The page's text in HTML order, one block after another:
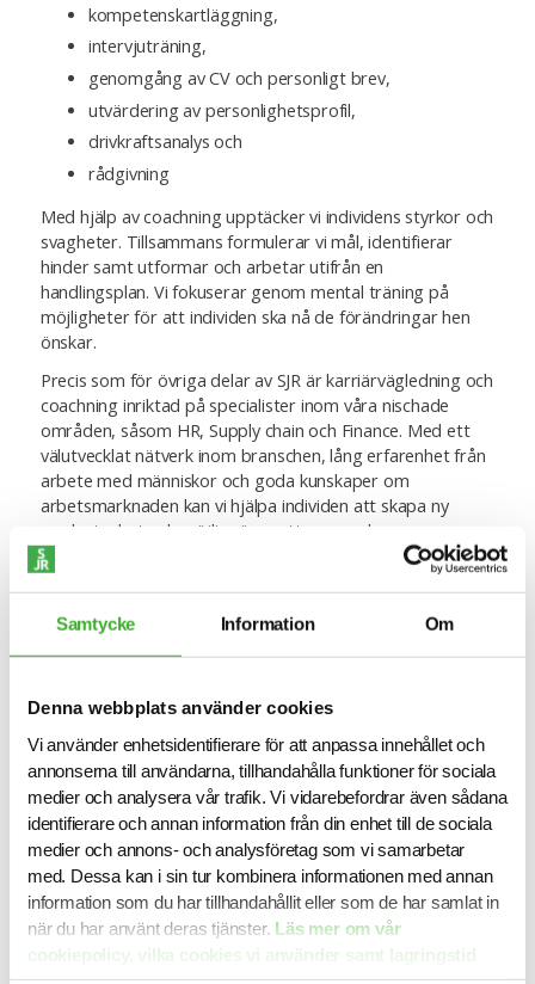
Samtycke Information Om
Denna webbplats använder cookies
Vi använder enhetsidentifierare för att anpassa innehållet och
annonserna till användarna, tillhandahålla funktioner för sociala
medier och analysera vår trafik. Vi vidarebefordrar även sådana
identifierare och annan information från din enhet till de sociala
medier och annons- och analysföretag som vi samarbetar
med. Dessa kan i sin tur kombinera informationen med annan
information som du har tillhandahållit eller som de har samlat in
när du har använt deras tjänster. Läs mer om vår
cookiepolicy, vilka cookies vi använder samt lagringstid
kompetenskartläggning,
intervjuträning,
genomgång av CV och personligt brev,
utvärdering av personlighetsprofil,
drivkraftsanalys och
rådgivning
Med hjälp av coachning upptäcker vi individens styrkor och
svagheter. Tillsammans formulerar vi mål, identifierar
hinder samt utformar och arbetar utifrån en
handlingsplan. Vi fokuserar genom mental träning på
möjligheter för att individen ska nå de förändringar hen
önskar.
Precis som för övriga delar av SJR är karriärvägledning och
coachning inriktad på specialister inom våra nischade
områden, såsom HR, Supply chain och Finance. Med ett
välutvecklat nätverk inom branschen, lång erfarenhet från
arbete med människor och goda kunskaper om
arbetsmarknaden kan vi hjälpa individen att skapa ny
medvetenhet och möjliggöra nytt agerande.
Våra handledare
Våra karriärvägledare är personal- och beteendevetare
och våra coacher är certifierade och diplomerade enligt
ICF (International Coach Federation).
Kontakt
För ytterligare information och prisförfrågan vänligen
kontakta Hanna Niklasson på telefon 070-471 59 01 eller
via mailhanna.niklasson@sjr.se.